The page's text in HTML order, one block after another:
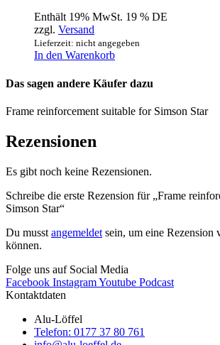
Enthält 19% MwSt. 19 % DE
zzgl. Versand
Lieferzeit: nicht angegeben
In den Warenkorb
Das sagen andere Käufer dazu
Frame reinforcement suitable for Simson Star
Rezensionen
Es gibt noch keine Rezensionen.
Schreibe die erste Rezension für „Frame
Simson Star“
Du musst angemeldet sein, um eine Rezension
können.
Folge uns auf Social Media
Facebook InstagramYoutube Podcast
Kontaktdaten
Alu-Löffel
Telefon: 0177 37 80 761